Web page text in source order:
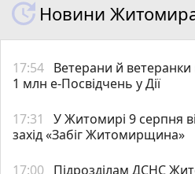
Новини Житомира
17:54 Ветерани й
1 млн е-Посвідчень у Дії
17:31
У Житомирі 9 серпня
захід «Забіг Житомирщина»
17:00 Підрозділам ДСНС